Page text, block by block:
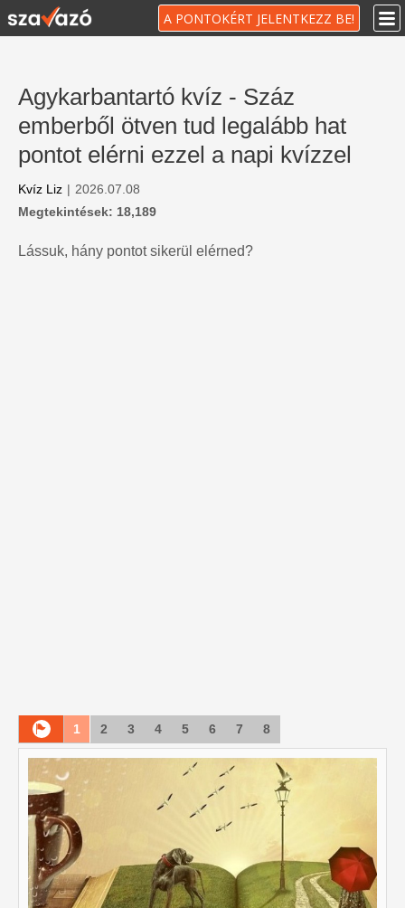
A PONTOKÉRT JELENTKEZZ BE!
Agykarbantartó kvíz - Száz
emberből ötven tud legalább hat
pontot elérni ezzel a napi kvízzel
Kvíz Liz | 2026.07.08
Megtekintések: 18,189
Lássuk, hány pontot sikerül elérned?
1 2 3 4 5 6 7 8